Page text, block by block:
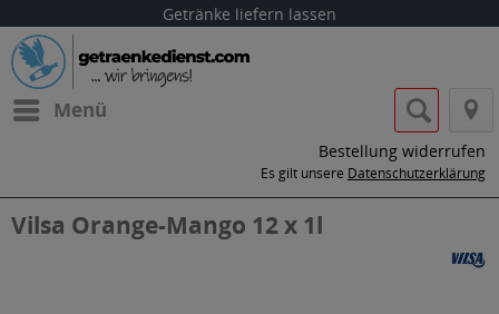
Getränke liefern lassen
Menü
Bestellung widerrufen
Es gilt unsere Datenschutzerklärung
Vilsa Orange-Mango 12 x 1l